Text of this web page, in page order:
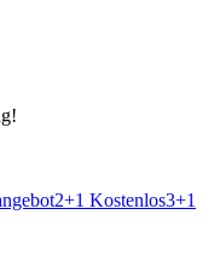
2+1 Kostenlos3+1